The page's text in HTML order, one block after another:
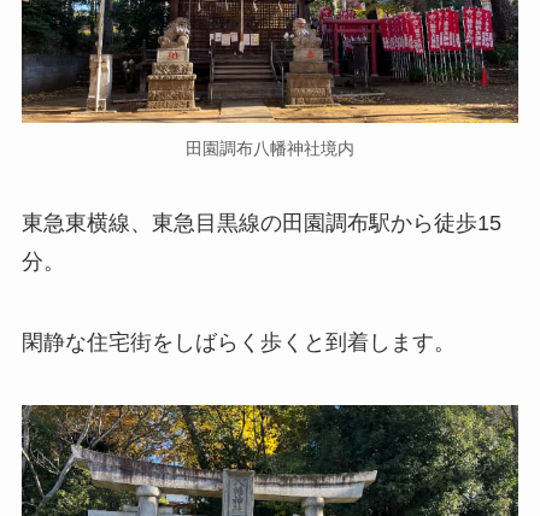
田園調布八幡神社境内
東急東横線、東急目黒線の田園調布駅から徒歩15
分。
閑静な住宅街をしばらく歩くと到着します。